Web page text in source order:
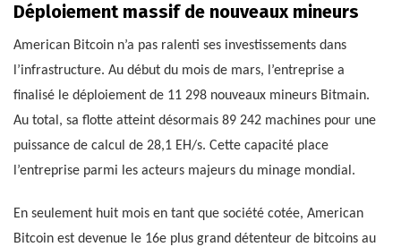
Déploiement massif de nouveaux mineurs
American Bitcoin n’a pas ralenti ses investissements dans
l’infrastructure. Au début du mois de mars, l’entreprise a
finalisé le déploiement de 11 298 nouveaux mineurs Bitmain.
Au total, sa flotte atteint désormais 89 242 machines pour une
puissance de calcul de 28,1 EH/s. Cette capacité place
l’entreprise parmi les acteurs majeurs du minage mondial.
En seulement huit mois en tant que société cotée, American
Bitcoin est devenue le 16e plus grand détenteur de bitcoins au